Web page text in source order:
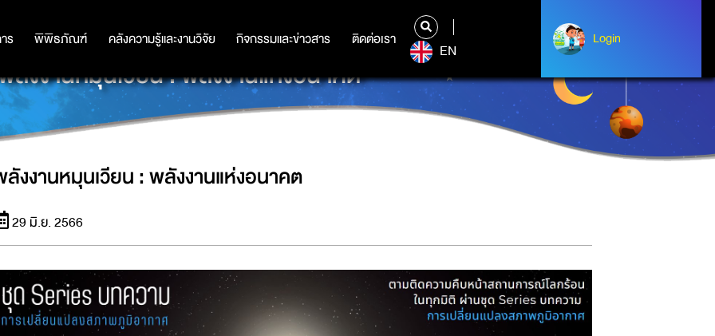
ร พิพิธภัณฑ์ คลังความรู้และงานวิจัย กิจกรรมและข่าวสาร ติดต่อเรา
ร พิพิธภัณฑ์ คลังความรู้และงานวิจัย กิจกรรมและข่าวสาร ติดต่อเรา
EN
Login
Login
ลังงานหมุนเวียน : พลังงานแห่งอนาคต
งงานหมุนเวียน : พลังงานแห่งอนาคต
29 มิ.ย. 2566